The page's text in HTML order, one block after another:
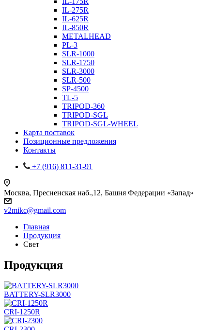
IL-275R
IL-625R
IL-850R
METALHEAD
PL-3
SLR-1000
SLR-1750
SLR-3000
SLR-500
SP-4500
TL-5
TRIPOD-360
TRIPOD-SGL
TRIPOD-SGL-WHEEL
Карта поставок
Позиционные предложения
Контакты
+7 (916) 811-31-91
Москва, Пресненская наб.,12, Башня Федерации «Запад»
v2mikc@gmail.com
Главная
Продукция
Cвет
Продукция
BATTERY-SLR3000
CRI-1250R